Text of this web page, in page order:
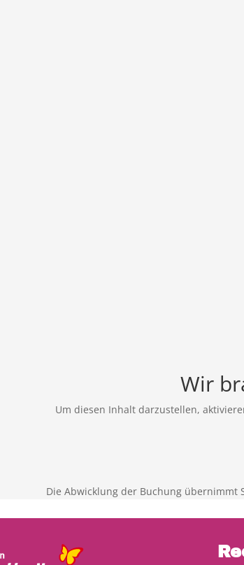
Wir
Um diesen Inhalt darzustellen,
Die Abwicklung der Buchung übernimmt